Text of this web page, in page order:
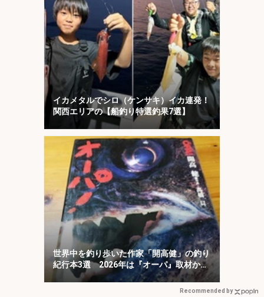
イカメタルでシロ（ケンサキ）イカ連発！
関西エリアの【船釣り特選釣果7選】
世界中を釣り歩いた作家「開高健」の釣り
紀行本3選 2026年は『オーパ』取材から
50周年
Recommended by